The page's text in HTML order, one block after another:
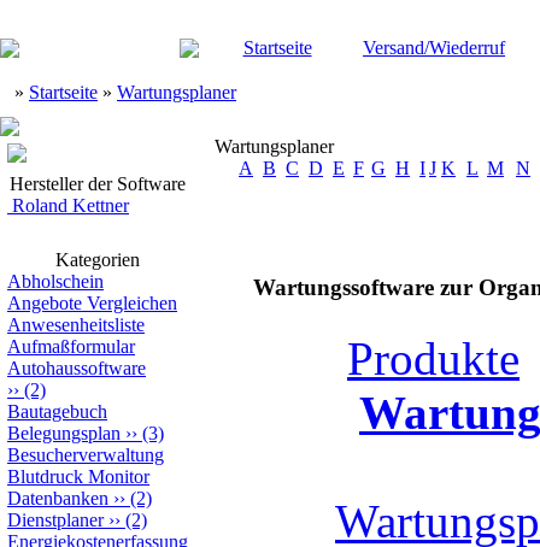
Startseite Versand/Wiederruf
» Startseite » Wartungsplaner
Hersteller der Software
Roland Kettner
Kategorien
Abholschein
Angebote Vergleichen
Anwesenheitsliste
Aufmaßformular
Autohaussoftware
›› (2)
Bautagebuch
Belegungsplan ›› (3)
Besucherverwaltung
Blutdruck Monitor
Datenbanken ›› (2)
Dienstplaner›› (2)
Energiekostenerfassung
Wartungsplaner
A B C D E F G H IJ K L M N
Wartungssoftware zur
Produkte